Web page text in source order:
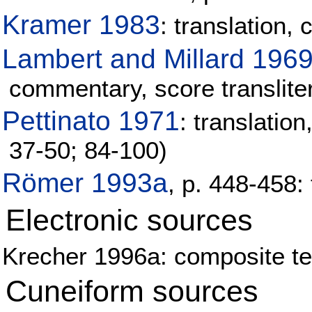
Kramer 1983: translation,
Lambert and Millard
commentary, score
Pettinato 1971:
37-50; 84-100)
Römer 1993a, p. 448-
Electronic sources
Krecher 1996a: composite
Cuneiform sources